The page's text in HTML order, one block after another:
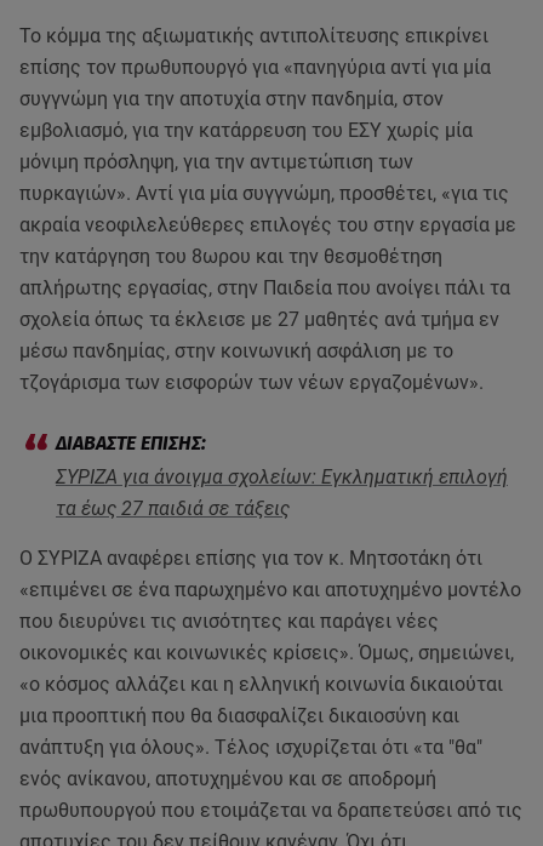
Το κόμμα της αξιωματικής αντιπολίτευσης επικρίνει
επίσης τον πρωθυπουργό για «πανηγύρια αντί για μία
συγγνώμη για την αποτυχία στην πανδημία, στον
εμβολιασμό, για την κατάρρευση του ΕΣΥ χωρίς μία
μόνιμη πρόσληψη, για την αντιμετώπιση των
πυρκαγιών». Αντί για μία συγγνώμη, προσθέτει, «για τις
ακραία νεοφιλελεύθερες επιλογές του στην εργασία με
την κατάργηση του 8ωρου και την θεσμοθέτηση
απλήρωτης εργασίας, στην Παιδεία που ανοίγει πάλι τα
σχολεία όπως τα έκλεισε με 27 μαθητές ανά τμήμα εν
μέσω πανδημίας, στην κοινωνική ασφάλιση με το
τζογάρισμα των εισφορών των νέων εργαζομένων».
ΣΥΡΙΖΑ για άνοιγμα σχολείων: Εγκληματική επιλογή
τα έως 27 παιδιά σε τάξεις
Ο ΣΥΡΙΖΑ αναφέρει επίσης για τον κ. Μητσοτάκη ότι
«επιμένει σε ένα παρωχημένο και αποτυχημένο μοντέλο
που διευρύνει τις ανισότητες και παράγει νέες
οικονομικές και κοινωνικές κρίσεις». Όμως, σημειώνει,
«ο κόσμος αλλάζει και η ελληνική κοινωνία δικαιούται
μια προοπτική που θα διασφαλίζει δικαιοσύνη και
ανάπτυξη για όλους». Τέλος ισχυρίζεται ότι «τα "θα"
ενός ανίκανου, αποτυχημένου και σε αποδρομή
πρωθυπουργού που ετοιμάζεται να δραπετεύσει από τις